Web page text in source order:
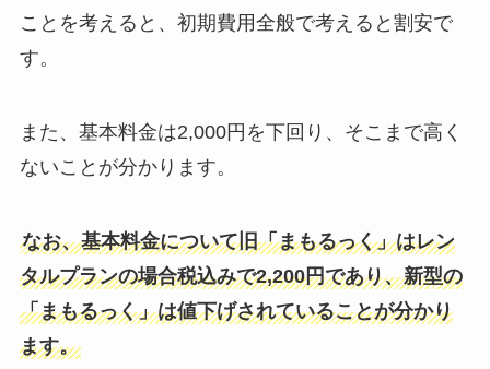
ことを考えると、初期費用全般で考えると割安で
す。
また、基本料金は2,000円を下回り、そこまで高く
ないことが分かります。
なお、基本料金について旧「まもるっく」はレン
タルプランの場合税込みで2,200円であり、新型の
「まもるっく」は値下げされていることが分かり
ます。